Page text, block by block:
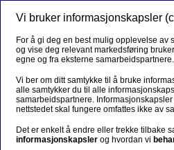
Vi bruker informasjonskapsler
For å gi deg en best mulig opplevelse av
og vise deg relevant markedsføring
egne og fra eksterne samarbeidspartnere.
Vi ber om ditt samtykke til å bruke
alle samtykker du til alle
samarbeidspartnere.
nettstedet skal fungere omfattes ikke av
Det er enkelt å endre eller trekke tilbake
informasjonskapsler og hvordan vi